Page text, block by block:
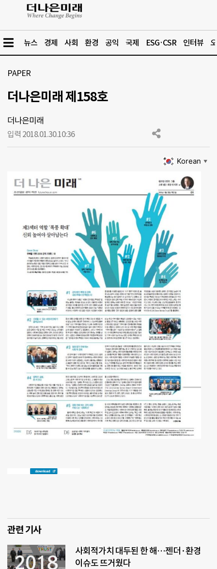
뉴스 경제 사회 환경 공익 국제 ESG·CSR 인터뷰
PAPER
더나은미래 제158호
더나은미래
입력 2018.01.30.10:36
Korean ▼
관련 기사
사회적가치 대두된 한 해…젠더·환경
이슈도 뜨거웠다